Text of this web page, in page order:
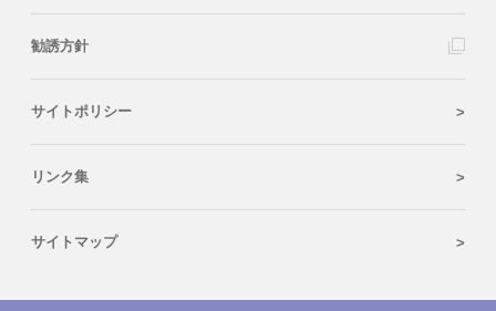
勧誘方針
サイトポリシー
リンク集
サイトマップ